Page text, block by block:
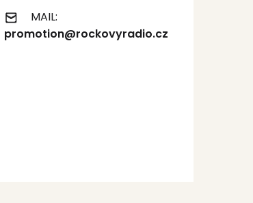
MAIL:
promotion@rockovyradio.cz